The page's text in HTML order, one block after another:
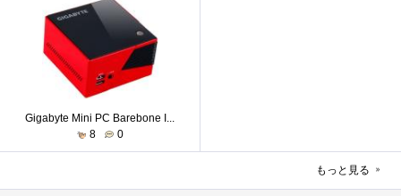
Gigabyte Mini PC Barebone I...
8
0
もっと見る